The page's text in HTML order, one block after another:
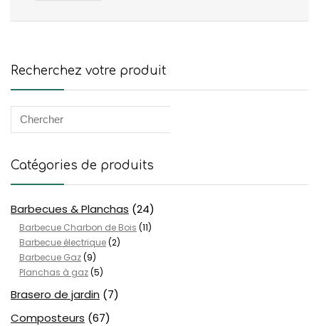
Recherchez votre produit
Catégories de produits
Barbecues & Planchas (24)
Barbecue Charbon de Bois (11)
Barbecue électrique(2)
Barbecue Gaz(9)
Planchas à gaz(5)
Brasero de jardin (7)
Composteurs (67)